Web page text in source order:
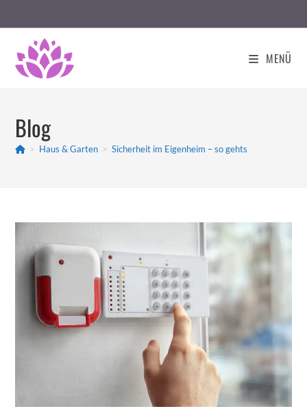
Inhalt
springen
MENÜ
Blog
> Haus & Garten > Sicherheit im Eigenheim – so gehts